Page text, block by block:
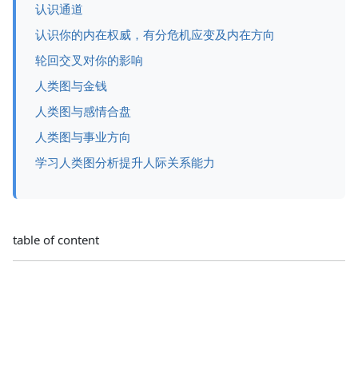
认识通道
认识你的内在权威，有分危机应变及内在方向
轮回交叉对你的影响
人类图与金钱
人类图与感情合盘
人类图与事业方向
学习人类图分析提升人际关系能力
table of content